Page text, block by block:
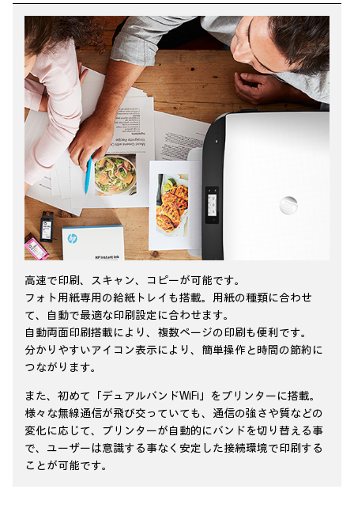
高速で印刷、スキャン、コピーが可能です。
フォト用紙専用の給紙トレイも搭載。用紙の種類に合わせ
て、自動で最適な印刷設定に合わせます。
自動両面印刷搭載により、複数ページの印刷も便利です。
分かりやすいアイコン表示により、簡単操作と時間の節約に
つながります。
また、初めて「デュアルバンドWiFi」をプリンターに搭載。
様々な無線通信が飛び交っていても、通信の強さや質などの
変化に応じて、プリンターが自動的にバンドを切り替える事
で、ユーザーは意識する事なく安定した接続環境で印刷する
ことが可能です。